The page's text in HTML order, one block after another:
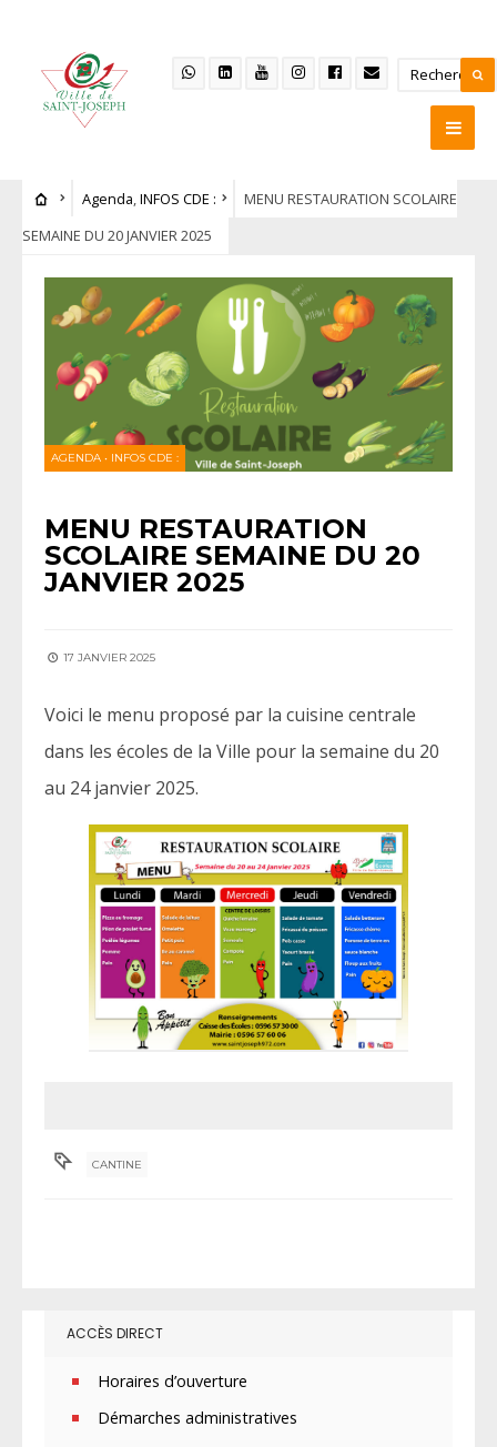
Agenda,INFOS CDE :
MENU RESTAURATION SCOLAIRE
SEMAINE DU 20 JANVIER 2025
AGENDA • INFOS CDE :
MENU RESTAURATION
SCOLAIRE SEMAINE DU 20
JANVIER 2025
17 JANVIER 2025
Voici le menu proposé par la cuisine centrale
dans les écoles de la Ville pour la semaine du 20
au 24 janvier 2025.
CANTINE
ACCÈS DIRECT
Horaires d’ouverture
Démarches administratives